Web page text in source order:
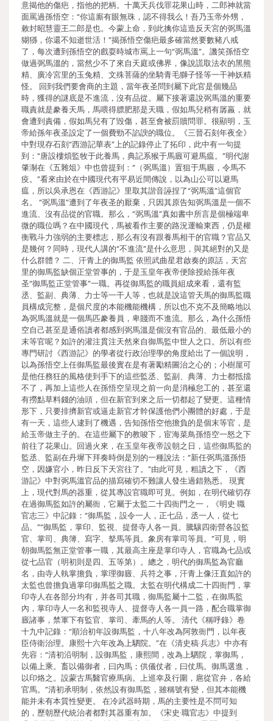
意揭他的傷疤，指他的把柄。十萬天兵伐罪花果山時，二郎神就當
面罵過孫悟空：“你這廝有眼無珠，認不得我么！吾乃玉帝外甥，
敕封昭慧靈王二郎是也。今蒙上命，到此擒你這造反天宮的弼馬溫
猢猻，你還不知逝世活！”揭孫悟空傷疤最多確當然要數豬八戒
了，每次遭到孫悟空的戲耍時城市罵上一句“弼馬溫”。譏笑孫悟空
做過弼馬溫的，當然少不了來自天庭或佛界，像說謊取法衣的黑熊
精、廣冷宮里的玉兔精、文殊菩薩的坐騎青毛獅子怪等一干神妖精
怪。 回到我們要會商的主題，當年夜圣問到屬下此官是個幾品
時，獲得的謎底是不進流，沒有品從。屬下接著還說弼馬溫的重要
職責就是豢養天馬，馬喂得膘肥那是天職，假如馬兒稍有孱羸，就
會遭到責備，假如馬兒有了毀傷，甚至會被罰贖問罪。很顯明，玉
帝給孫年夜圣設定了一個費勁不諂諛的職位。《三晉石刻年夜全》
中對現存石刻“西游記華表”上的記錄停止了拓印，此中有一句提
到：“唐設樓煩監牧于此養馬，典記系猴于馬廄可避馬瘟。”明代謝
肇淛在《五雜俎》中也曾提到：“（弼馬溫）置狙于馬廄，令馬不
疫。”看來由於在中國現代有平易近間傳說，以為山公可以避馬
瘟，所以吳承恩在《西游記》里取其諧音誣捏了“弼馬溫”這個官
名。 “弼馬溫”遭到了年夜圣的厭棄，只因其原告知弼馬溫是一個不
進流、沒有品從的官職。那么，“弼馬溫”真如書中所言是個極端卑
微的職位嗎？在中國現代，馬被看作主要的路況運輸東西，仍是權
衡戰斗力強弱的主要標志，那么有沒有跟養馬相干的官職？官品又
是幾何？同時，現代人講的“不進流”是什么意思，與其絕對的又是
什么群體？ 二、汗青上的御馬監 依照武曲星君啟奏的原話，天宮
里的御馬監缺個正堂管事的，于是玉皇年夜帝便除授給孫年夜
圣“御馬監正堂管事”一職。再從御馬監的職員組成來看，還有監
丞、監副、典薄、力士等一干人等，也就是說這管天馬的御馬監職
員構成完整，是個尺度的本能機能機構，所以也不克不及簡略地以
為弼馬溫就是一個馬匹豢養員，卑賤而不進流。那么，為什么孫悟
空自己甚至是通俗讀者都感到弼馬溫是個沒有官品的、最低最小的
末等官呢？如許的灌注貫注天然來自御馬監中世人之口。所以有些
專門研討《西游記》的學者從行政治理學的角度給出了一個說明，
以為孫悟空上任御馬監最後實在是有著勵精圖治之心的；小樹屋可
是他任務狂的風格使到手下的這些監丞、監副、典薄、力士都抵擋
不了，再加上這些人在孫悟空呈現之前一向是消極怠工的，甚至還
有撈點草料錢的油頭，但在新官到來之后一切都起了變更。這種情
形下，只要排擠新官或逼走新官才幹保護他們小團體的好處，于是
有一天，這些人逮到了機遇，告知孫悟空他擔負的是個末等官，是
給玉帝做主子的。在這些屬下的教唆下，宦海菜鳥孫悟空一怒之下
前往了花果山。回過火來，在玉皇年夜帝設朝之日，這些御馬監的
監丞、監副在丹墀下拜奏時倒是別的一種說法：“新任弼馬溫孫悟
空，因嫌官小，昨日反下天宮往了。”由此可見，粗讀之下，《西
游記》中對弼馬溫官品的描寫確切不難讓人發生過錯熟悉。 現實
上，現代對馬的器重，從其專設官職即可見。例如，在明代確切存
在過御馬監如許的屬衙，它屬于太監二十四衙門之一，《明史·職
官志三》中記錄：“御馬監，設令一人，正七品，丞一人，從七
品。”“御馬監，掌印、監視、提督寺人各一員。騰驤四衛營各設監
官、掌司、典簿、寫字、拏馬等員。象房有掌司等員。”可見，明
朝御馬監無正堂管事一職，其最高主座是掌印寺人，官職為七品或
從七品官（明初則是四、五等第）。總之，明代的御馬監為官廳
名，由寺人執掌擔負，掌理御廄、兵符之事，汗青上像汪直如許的
太監也曾擔負過掌印御馬監之職。太監在明代構成二十四衙門，掌
印寺人在各部分均有，并各司其職，御馬監屬十二監，在御馬監
內，掌印寺人一名和監視寺人、提督寺人各一員一路，配合職掌御
廄諸事，禁軍下有監官、掌司、牽馬的人等。 清代《稱呼錄》卷
十九中記錄：“順治初年設御馬監，十八年改為阿敦衙門，以年夜
臣侍衛治理。康熙十六年改為上駟院。”在《清史稿·兵志》中亦有
先容：“清初沿明制，設御馬監，康熙間，改為上駟院，掌御馬，
以備上乘。畜以備御者，曰內馬；供儀仗者，曰仗馬。御馬選進，
以印烙之。設蒙古馬醫官療馬病。上巡幸及行圍，扈從官弁，各給
官馬。”清初承明制，依然設有御馬監，雖稱號有變，但其本能機
能并未有本質性變更。 在冷武器時期，馬的主要性是不問可知
的，歷朝歷代統治者都對其器重有加。《宋史·職官志》中提到